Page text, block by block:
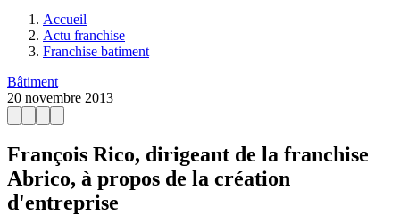
Accueil
Actu franchise
Franchise batiment
Bâtiment
20 novembre 2013
François Rico, dirigeant de la franchise
Abrico, à propos de la création
d'entreprise